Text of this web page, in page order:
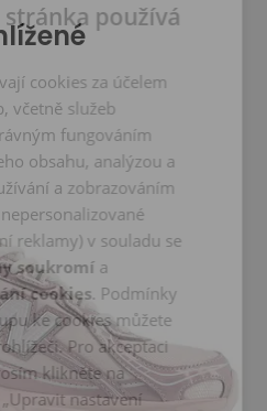
používá
cookies za účelem
včetně služeb
fungováním
obsahu, analýzou a
a zobrazováním
reklamy) v souladu se
soukromí a
cookies. Podmínky
ke cookies můžete
Pro akceptaci
klikněte na
nastavení